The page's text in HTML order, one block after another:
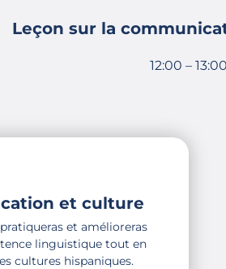
Leçon sur la
12:00 – 13:00
et culture
et amélioreras
linguistique tout en
cultures hispaniques.